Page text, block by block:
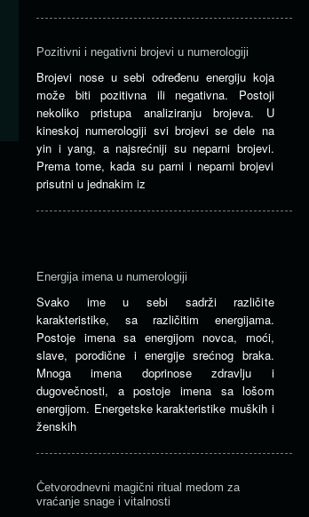
Pozitivni i negativni brojevi u numerologiji
Brojevi nose u sebi određenu energiju koja
može biti pozitivna ili negativna. Postoji
nekoliko pristupa analiziranju brojeva. U
kineskoj numerologiji svi brojevi se dele na
yin i yang, a najsrećniji su neparni brojevi.
Prema tome, kada su parni i neparni brojevi
prisutni u jednakim iz
Energija imena u numerologiji
Svako ime u sebi sadrži različite
karakteristike, sa različitim energijama.
Postoje imena sa energijom novca, moći,
slave, porodične i energije srećnog braka.
Mnoga imena doprinose zdravlju i
dugovečnosti, a postoje imena sa lošom
energijom. Energetske karakteristike muških i
ženskih
Četvorodnevni magični ritual medom za
vraćanje snage i vitalnosti